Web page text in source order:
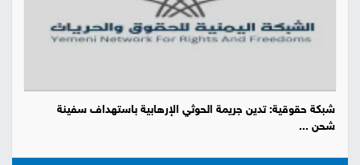
شبكة حقوقية: تدين جريمة الحوثي الإرهابية باستهداف سفينة
شحن ...